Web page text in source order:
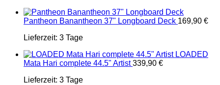
Pantheon Banantheon 37" Longboard Deck 169,90 €
Lieferzeit: 3 Tage
LOADED
Mata Hari complete 44.5" Artist 339,90 €
Lieferzeit: 3 Tage